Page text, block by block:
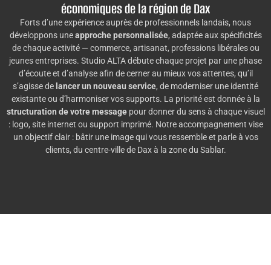
économiques de la région de Dax
Forts d’une expérience auprès de professionnels landais, nous
développons uneapproche personnalisée, adaptée aux spécificités
de chaque activité — commerce, artisanat, professions libérales ou
jeunes entreprises. Studio ALTA débute chaque projet par une phase
d’écoute et d’analyse afin de cerner au mieux vos attentes, qu’il
s’agisse de lancer un nouveau service, de moderniser une identité
existante ou d’harmoniser vos supports. La priorité est donnée à la
structuration de votre messagepour donner du sens à chaque visuel
: logo, site internet ou support imprimé. Notre accompagnement vise
un objectif clair : bâtir une image qui vous ressemble et parle à vos
clients, du centre-ville de Dax à la zone du Sablar.